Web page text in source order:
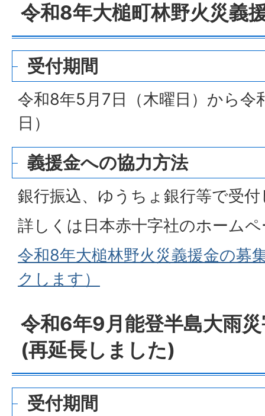
令和8年大槌町林野火災義
受付期間
令和8年5月7日（木曜日）から令
日）
義援金への協力方法
銀行振込、ゆうちょ銀行等で受
詳しくは日本赤十字社のホーム
令和8年大槌林野火災義援金の募
クします）
令和6年9月能登半島大雨
(再延長しました)
受付期間